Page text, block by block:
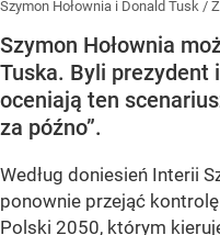
Szymon Hołownia i Donald Tusk /
Szymon Hołownia
Tuska. Byli prezydent
oceniają ten
za późno”.
Według doniesień Interii
ponownie przejąć
Polski 2050, którym